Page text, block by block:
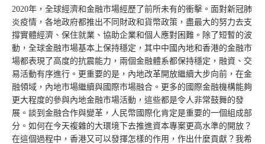
2020年，全球經濟和金融市場經歷了前所未有的衝擊。面對新冠肺
炎疫情，各地政府都推出不同財政和貨幣政策，盡最大的努力去支
撐實體經濟、保住就業、協助企業和個人應對困難。除了短暫的波
動，全球金融市場基本上保持穩定，其中中國內地和香港的金融市
場都表現了高度的抗震能力，兩個金融體系都保持穩定，融資、交
易活動有序進行。更重要的是，內地改革開放繼續大步向前，在金
融領域，內地市場繼續與國際市場融合。更多的國際金融機構能夠
更大程度的參與內地金融市場活動，這些都是令人非常鼓舞的發
展。談到金融合作與變革，人民幣國際化肯定是重要的一個組成部
分。如何在今天複雜的大環境下去推進資本專案更高水準的開放？
在這個過程中，香港又可以發揮怎樣的作用，作出什麼貢獻？我希